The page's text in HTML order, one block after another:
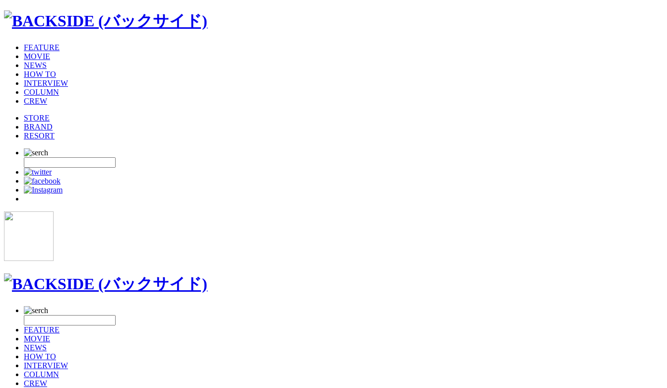
FEATURE
MOVIE
NEWS
HOW TO
INTERVIEW
COLUMN
CREW
STORE
BRAND
RESORT
FEATURE
MOVIE
NEWS
HOW TO
INTERVIEW
COLUMN
CREW